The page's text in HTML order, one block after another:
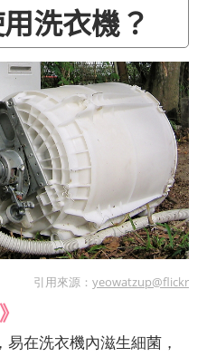
洗衣機？
引用來源： yeowatzup@flickr
在洗衣機內滋生細菌，